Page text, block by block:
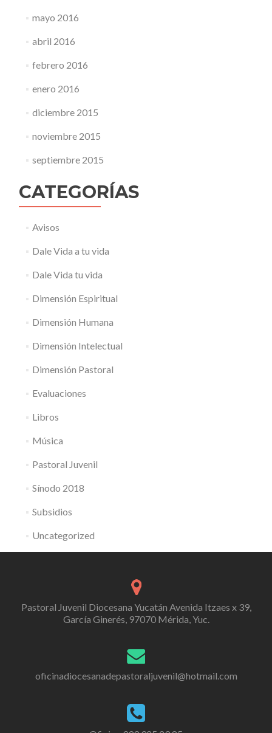
mayo 2016
abril 2016
febrero 2016
enero 2016
diciembre 2015
noviembre 2015
septiembre 2015
CATEGORÍAS
Avisos
Dale Vida a tu vida
Dale Vida tu vida
Dimensión Espiritual
Dimensión Humana
Dimensión Intelectual
Dimensión Pastoral
Evaluaciones
Libros
Música
Pastoral Juvenil
Sínodo 2018
Subsidios
Uncategorized
Pastoral Juvenil Diocesana Yucatán Avenida Itzaes x 39,
García Ginerés, 97070 Mérida, Yuc.
oficinadiocesanadepastoraljuvenil@hotmail.com